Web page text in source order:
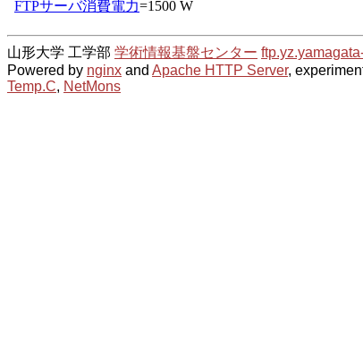
山形大学 工学部 学術情報基盤センター
Powered by nginx and Apache HTTP Server,
Temp.C, NetMons